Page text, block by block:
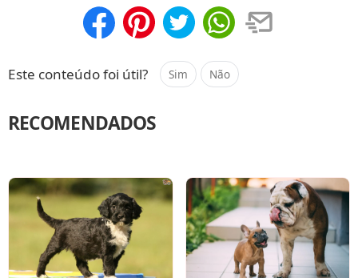
Este conteúdo foi útil? Sim Não
RECOMENDADOS